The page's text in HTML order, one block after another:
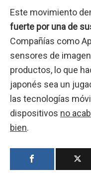
Este movimiento
fuerte por una de
Compañías como
sensores de
productos, lo que
japonés sea un
las tecnologías
dispositivos no
bien.